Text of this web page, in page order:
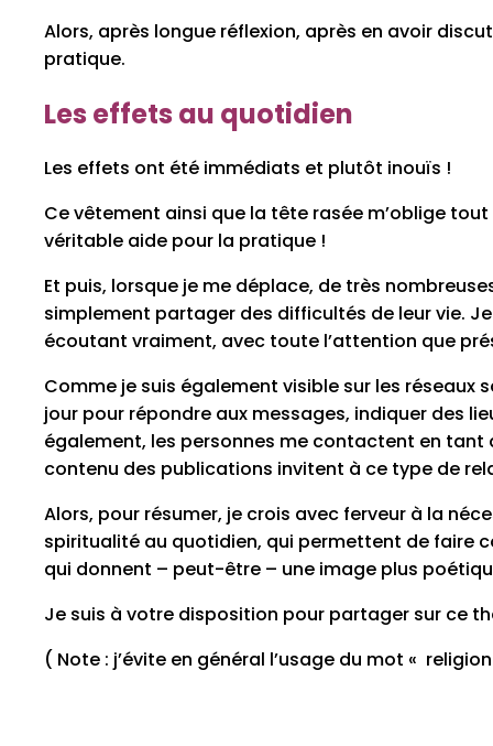
Alors, après longue réflexion, après en avoir
pratique.
Les effets au quotidien
Les effets ont été immédiats et plutôt inouïs !
Ce vêtement ainsi que la tête rasée m’oblige
véritable aide pour la pratique !
Et puis, lorsque je me déplace, de très
simplement partager des difficultés de leur vie.
écoutant vraiment, avec toute l’attention que
Comme je suis également visible sur les
jour pour répondre aux messages, indiquer des
également, les personnes me contactent en
contenu des publications invitent à ce type de
Alors, pour résumer, je crois avec ferveur à la
spiritualité au quotidien, qui permettent de faire
qui donnent – peut-être – une image plus
Je suis à votre disposition pour partager sur ce
( Note : j’évite en général l’usage du mot «